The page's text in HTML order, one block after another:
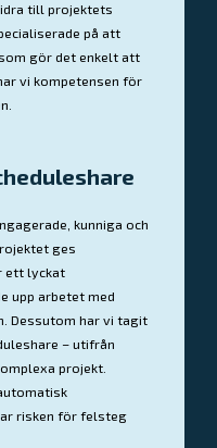
till projektets
på att
gör det enkelt att
vi kompetensen för
kunniga och
ges
ett lyckat
upp arbetet med
Dessutom har vi tagit
– utifrån
projekt.
risken för felsteg